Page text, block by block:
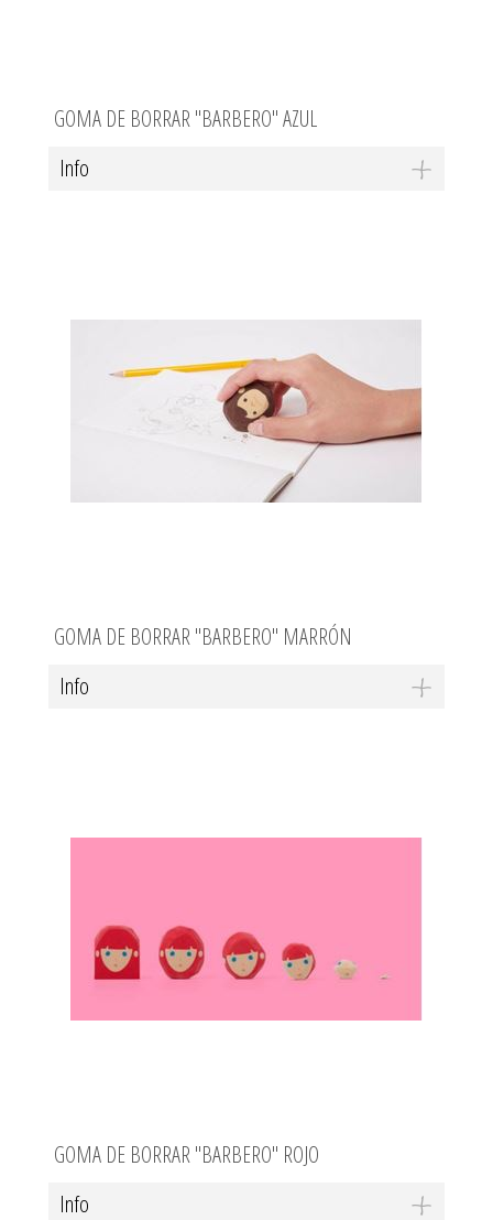
GOMA DE BORRAR "BARBERO" AZUL
Info
GOMA DE BORRAR "BARBERO" MARRÓN
Info
GOMA DE BORRAR "BARBERO" ROJO
Info